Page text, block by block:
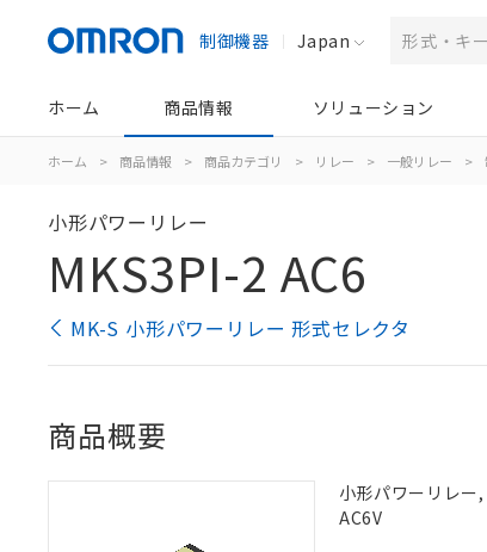
制御機器 Japan
ホーム 商品情報 ソリューション
ホーム > 商品情報 > 商品カテゴリ > リレー > 一般リレー >
小形パワーリレー
MKS3PI-2 AC6
MK-S 小形パワーリレー 形式セレクタ
商品概要
小形パワーリレー
AC6V